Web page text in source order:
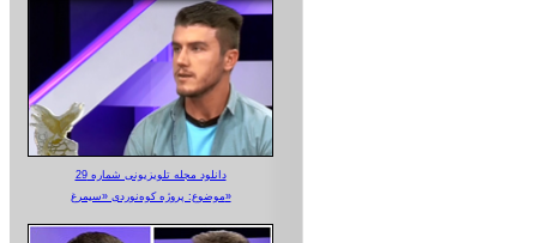
دانلود مجله تلویزیونی شماره 29
موضوع: پروژه کوه‌نوردی «سیمرغ»